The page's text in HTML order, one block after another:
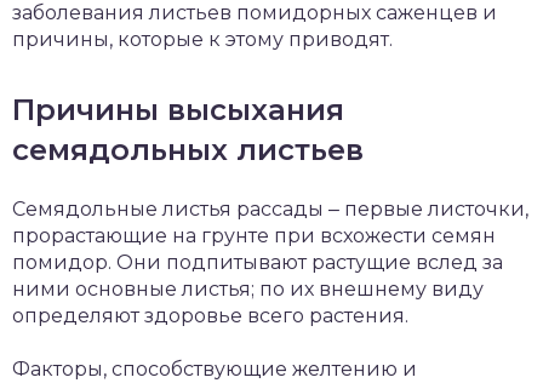
заболевания листьев помидорных саженцев и
причины, которые к этому приводят.
Причины высыхания
семядольных листьев
Семядольные листья рассады ‒ первые листочки,
прорастающие на грунте при всхожести семян
помидор. Они подпитывают растущие вслед за
ними основные листья; по их внешнему виду
определяют здоровье всего растения.
Факторы, способствующие желтению и